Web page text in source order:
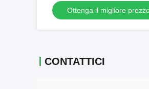
Ottenga il migliore
CONTATTICI